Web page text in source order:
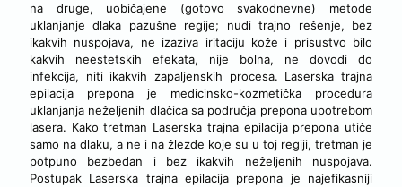
na druge, uobičajene (gotovo svakodnevne) metode
uklanjanje dlaka pazušne regije; nudi trajno rešenje, bez
ikakvih nuspojava, ne izaziva iritaciju kože i prisustvo bilo
kakvih neestetskih efekata, nije bolna, ne dovodi do
infekcija, niti ikakvih zapaljenskih procesa. Laserska trajna
epilacija prepona je medicinsko-kozmetička procedura
uklanjanja neželjenih dlačica sa područja prepona upotrebom
lasera. Kako tretman Laserska trajna epilacija prepona utiče
samo na dlaku, a ne i na žlezde koje su u toj regiji, tretman je
potpuno bezbedan i bez ikakvih neželjenih nuspojava.
Postupak Laserska trajna epilacija prepona je najefikasniji